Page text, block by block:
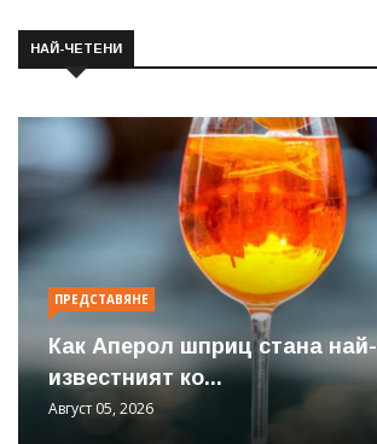
НАЙ-ЧЕТЕНИ
ПРЕДСТАВЯНЕ
Как Аперол шприц стана най-
известният ко...
Август 05, 2026